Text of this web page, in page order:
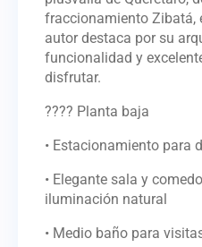
fraccionamiento Zibatá,
autor destaca por su
funcionalidad y
disfrutar.
???? Planta baja
• Estacionamiento para
• Elegante sala y
iluminación natural
• Medio baño para